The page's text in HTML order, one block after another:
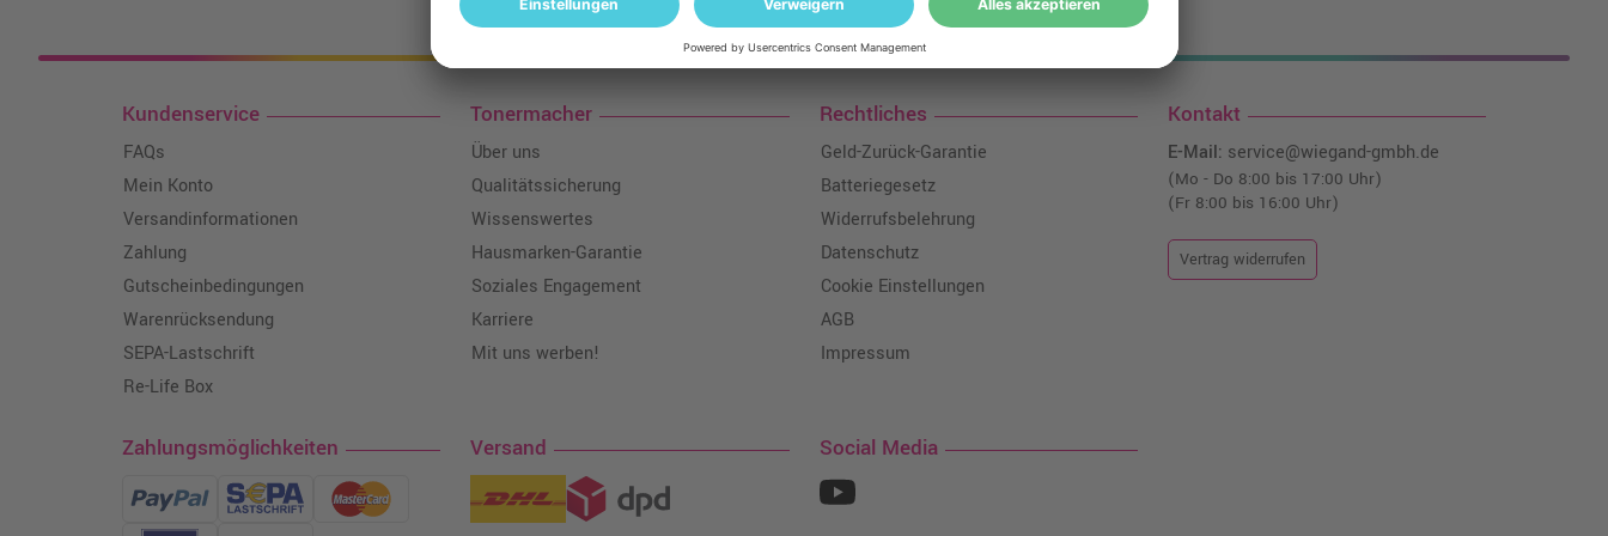
Kostenloser Versand: ab einem Ampertec Warenwert von 35€ liefern wir versandkostenfrei!¹
Kundenservice
FAQs
Mein Konto
Versandinformationen
Zahlung
Gutscheinbedingungen
Warenrücksendung
SEPA-Lastschrift
Re-Life Box
Tonermacher
Über uns
Qualitätssicherung
Wissenswertes
Hausmarken-Garantie
Soziales Engagement
Karriere
Mit uns werben!
Rechtliches
Geld-Zurück-Garantie
Batteriegesetz
Widerrufsbelehrung
Datenschutz
Cookie Einstellungen
AGB
Impressum
Kontakt
E-Mail: service@wiegand-gmbh.de
(Mo - Do 8:00 bis 17:00 Uhr)
(Fr 8:00 bis 16:00 Uhr)
Vertrag widerrufen
Zahlungsmöglichkeiten Versand Social Media